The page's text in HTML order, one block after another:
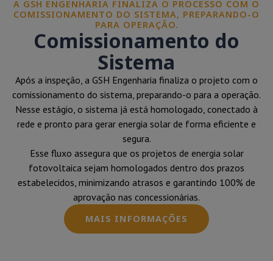
A GSH ENGENHARIA FINALIZA O PROCESSO COM O
COMISSIONAMENTO DO SISTEMA, PREPARANDO-O
PARA OPERAÇÃO.
Comissionamento do
Sistema
Após a inspeção, a GSH Engenharia finaliza o projeto com o
comissionamento do sistema, preparando-o para a operação.
Nesse estágio, o sistema já está homologado, conectado à
rede e pronto para gerar energia solar de forma eficiente e
segura.
Esse fluxo assegura que os projetos de energia solar
fotovoltaica sejam homologados dentro dos prazos
estabelecidos, minimizando atrasos e garantindo 100% de
aprovação nas concessionárias.
MAIS INFORMAÇÕES